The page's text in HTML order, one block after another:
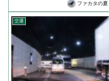
ファカタの夏
交通